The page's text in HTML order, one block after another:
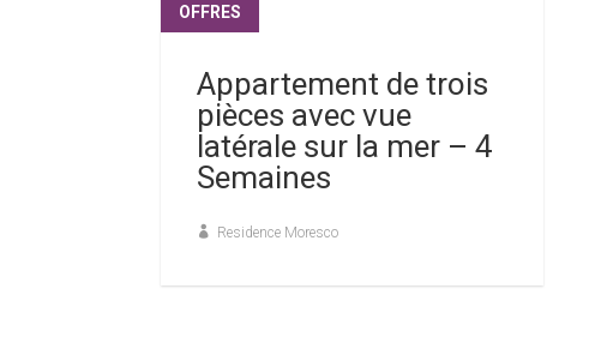
lire plus
Appartement de trois
pièces avec vue
latérale sur la mer – 4
Semaines
OFFRES
Residence Moresco